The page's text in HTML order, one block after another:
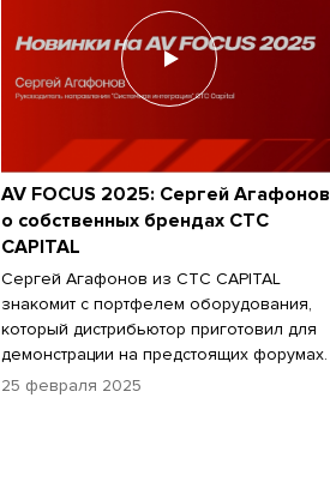
AV FOCUS 2025: Сергей Агафонов
о собственных брендах CTC
CAPITAL
Сергей Агафонов из CTC CAPITAL
знакомит с портфелем оборудования,
который дистрибьютор приготовил для
демонстрации на предстоящих форумах.
25 февраля 2025